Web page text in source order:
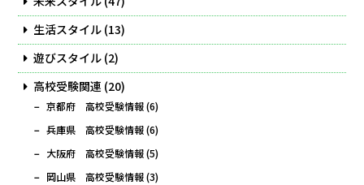
生活スタイル (13)
遊びスタイル (2)
高校受験関連 (20)
京都府 高校受験情報(6)
兵庫県 高校受験情報(6)
大阪府 高校受験情報(5)
岡山県 高校受験情報(3)